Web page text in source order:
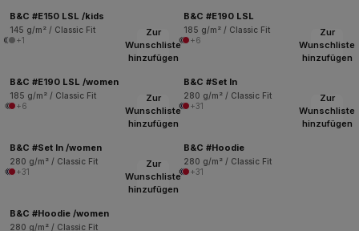
B&C #E150 LSL /kids
145 g/m² / Classic Fit
+1
B&C #E190 LSL
185 g/m² / Classic Fit
+6
Zur
Wunschliste
hinzufügen
B&C #E190 LSL /women
185 g/m² / Classic Fit
+6
Zur
Wunschliste
hinzufügen
B&C #Set In
280 g/m² / Classic Fit
+31
Zur
Wunschliste
hinzufügen
B&C #Set In /women
280 g/m² / Classic Fit
+31
Zur
Wunschliste
hinzufügen
B&C #Hoodie
280 g/m² / Classic Fit
+31
Zur
Wunschliste
hinzufügen
B&C #Hoodie /women
280 g/m² / Classic Fit